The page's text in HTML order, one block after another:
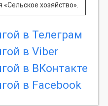
хозяйство».